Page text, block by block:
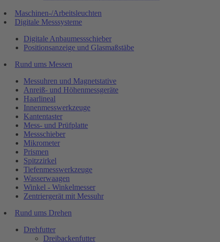
Maschinen-/Arbeitsleuchten
Digitale Messsysteme
Digitale Anbaumessschieber
Positionsanzeige und Glasmaßstäbe
Rund ums Messen
Messuhren und Magnetstative
Anreiß- und Höhenmessgeräte
Haarlineal
Innenmesswerkzeuge
Kantentaster
Mess- und Prüfplatte
Messschieber
Mikrometer
Prismen
Spitzzirkel
Tiefenmesswerkzeuge
Wasserwaagen
Winkel - Winkelmesser
Zentriergerät mit Messuhr
Rund ums Drehen
Drehfutter
Dreibackenfutter